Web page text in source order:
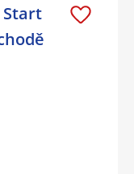
Start